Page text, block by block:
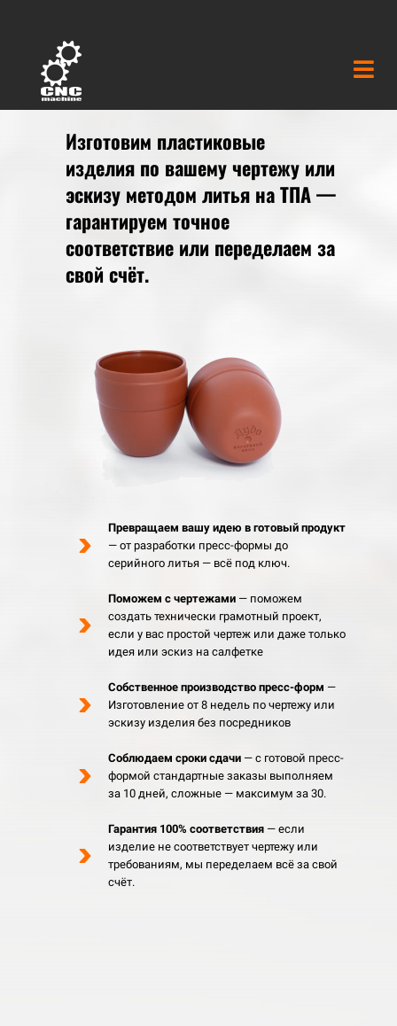
Изготовим пластиковые
изделия по вашему чертежу или
эскизу методом литья на ТПА —
гарантируем точное
соответствие или переделаем за
свой счёт.
Превращаем вашу идею в готовый продукт
— от разработки пресс-формы до
серийного литья — всё под ключ.
Поможем с чертежами— поможем
создать технически грамотный проект,
если у вас простой чертеж или даже только
идея или эскиз на салфетке
Собственное производство пресс-форм —
Изготовление от 8 недель по чертежу или
эскизу изделия без посредников
Соблюдаем сроки сдачи— с готовой пресс-
формой стандартные заказы выполняем
за 10 дней, сложные — максимум за 30.
Гарантия 100% соответствия— если
изделие не соответствует чертежу или
требованиям, мы переделаем всё за свой
счёт.